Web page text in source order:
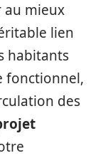
au mieux
lien
habitants
fonctionnel,
des